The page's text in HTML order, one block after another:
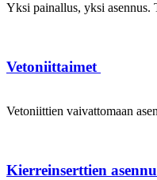
Yksi painallus, yksi asennus.
Vetoniittaimet
Vetoniittien vaivattomaan
Kierreinserttien